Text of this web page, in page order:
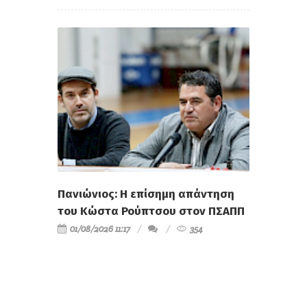
Πανιώνιος: Η επίσημη απάντηση
του Κώστα Ρούπτσου στον ΠΣΑΠΠ
01/08/2026 11:17 354